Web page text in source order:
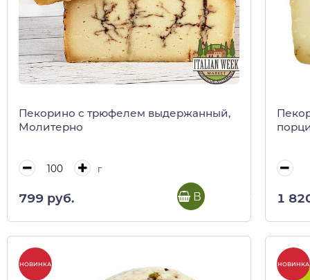
Пекорино с трюфелем выдержанный,
Молитерно
г
799 руб. В корзину 1
НОВИНКА НОВИНКА